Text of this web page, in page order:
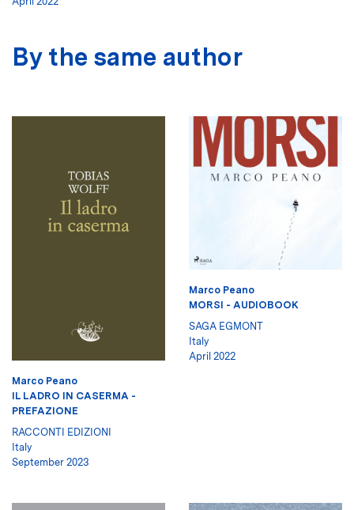
By the same author
Marco Peano
IL LADRO IN CASERMA -
PREFAZIONE
RACCONTI EDIZIONI
Italy
September 2023
Marco Peano
MORSI - AUDIOBOOK
SAGA EGMONT
Italy
April 2022